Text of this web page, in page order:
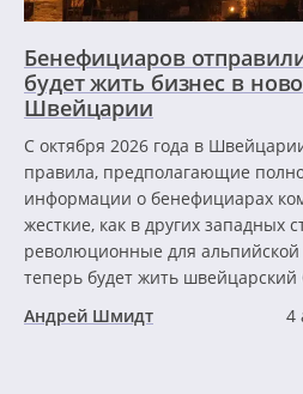
Бенефициаров
будет жить бизнес в
Швейцарии
С октября 2026 года в
правила, предполагающие
информации о бенефициарах
жесткие, как в других западных
революционные для альпийской
теперь будет жить швейцарский
Андрей Шмидт
4